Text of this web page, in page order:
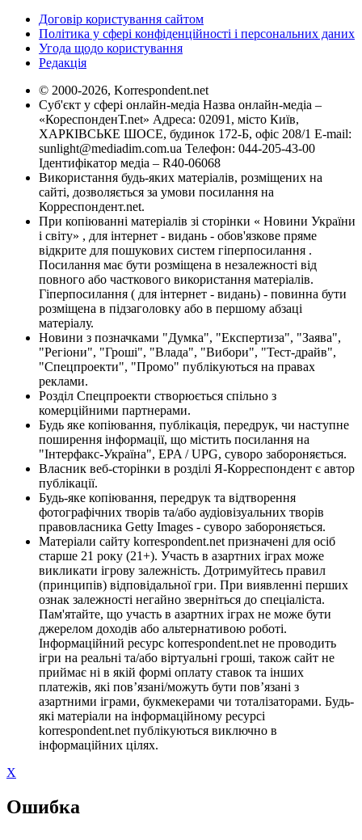
Договір користування сайтом
Політика у сфері конфіденційності і персональних даних
Угода щодо користування
Редакція
© 2000-2026, Korrespondent.net
Суб'єкт у сфері онлайн-медіа Назва онлайн-медіа –
«КореспонденТ.net» Адреса: 02091, місто Київ,
ХАРКІВСЬКЕ ШОСЕ, будинок 172-Б, офіс 208/1 E-mail:
sunlight@mediadim.com.ua Телефон: 044-205-43-00
Ідентифікатор медіа – R40-06068
Використання будь-яких матеріалів, розміщених на
сайті, дозволяється за умови посилання на
Корреспондент.net.
При копіюванні матеріалів зі сторінки « Новини України
і світу» , для інтернет - видань - обов'язкове пряме
відкрите для пошукових систем гіперпосилання .
Посилання має бути розміщена в незалежності від
повного або часткового використання матеріалів.
Гіперпосилання ( для інтернет - видань) - повинна бути
розміщена в підзаголовку або в першому абзаці
матеріалу.
Новини з позначками "Думка", "Експертиза", "Заява",
"Регіони", "Гроші", "Влада", "Вибори", "Тест-драйв",
"Спецпроекти", "Промо" публікуються на правах
реклами.
Розділ Спецпроекти створюється спільно з
комерційними партнерами.
Будь яке копіювання, публікація, передрук, чи наступне
поширення інформації, що містить посилання на
"Інтерфакс-Україна", EPA / UPG, суворо забороняється.
Власник веб-сторінки в розділі Я-Корреспондент є автор
публікації.
Будь-яке копіювання, передрук та відтворення
фотографічних творів та/або аудіовізуальних творів
правовласника Getty Images - суворо забороняється.
Матеріали сайту korrespondent.net призначені для осіб
старше 21 року (21+). Участь в азартних іграх може
викликати ігрову залежність. Дотримуйтесь правил
(принципів) відповідальної гри. При виявленні перших
ознак залежності негайно зверніться до спеціаліста.
Пам'ятайте, що участь в азартних іграх не може бути
джерелом доходів або альтернативою роботі.
Інформаційний ресурс korrespondent.net не проводить
ігри на реальні та/або віртуальні гроші, також сайт не
приймає ні в якій формі оплату ставок та інших
платежів, які пов’язані/можуть бути пов’язані з
азартними іграми, букмекерами чи тоталізаторами. Будь-
які матеріали на інформаційному ресурсі
korrespondent.net публікуються виключно в
інформаційних цілях.
X
Ошибка